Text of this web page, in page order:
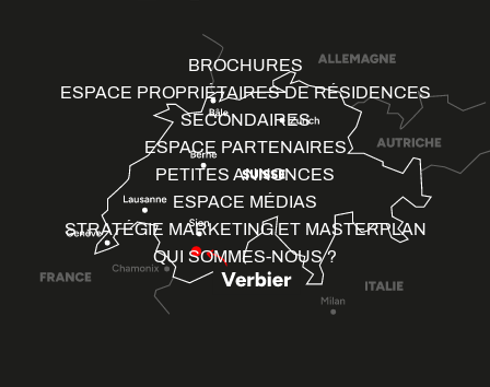
BROCHURES
ESPACE PROPRIÉTAIRES DE RÉSIDENCES
SECONDAIRES
ESPACE PARTENAIRES
PETITES ANNONCES
ESPACE MÉDIAS
STRATÉGIE MARKETING ET MASTERPLAN
QUI SOMMES-NOUS ?